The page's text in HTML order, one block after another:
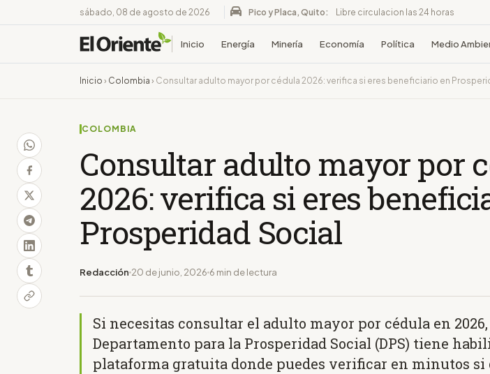
sábado, 08 de agosto de 2026 Pico y Placa, Quito: Libre circulacion las 24 horas
Inicio Energía Minería Economía Política Medio
Inicio › Colombia › Consultar adulto mayor por cédula 2026: verifica si eres beneficiario en
COLOMBIA
Consultar adulto mayor por
2026: verifica si eres
Prosperidad Social
Redacción 20 de junio, 2026 6 min de lectura
Si necesitas consultar el adulto mayor por cédula en
Departamento para la Prosperidad Social (DPS) tiene
plataforma gratuita donde puedes verificar en minutos si